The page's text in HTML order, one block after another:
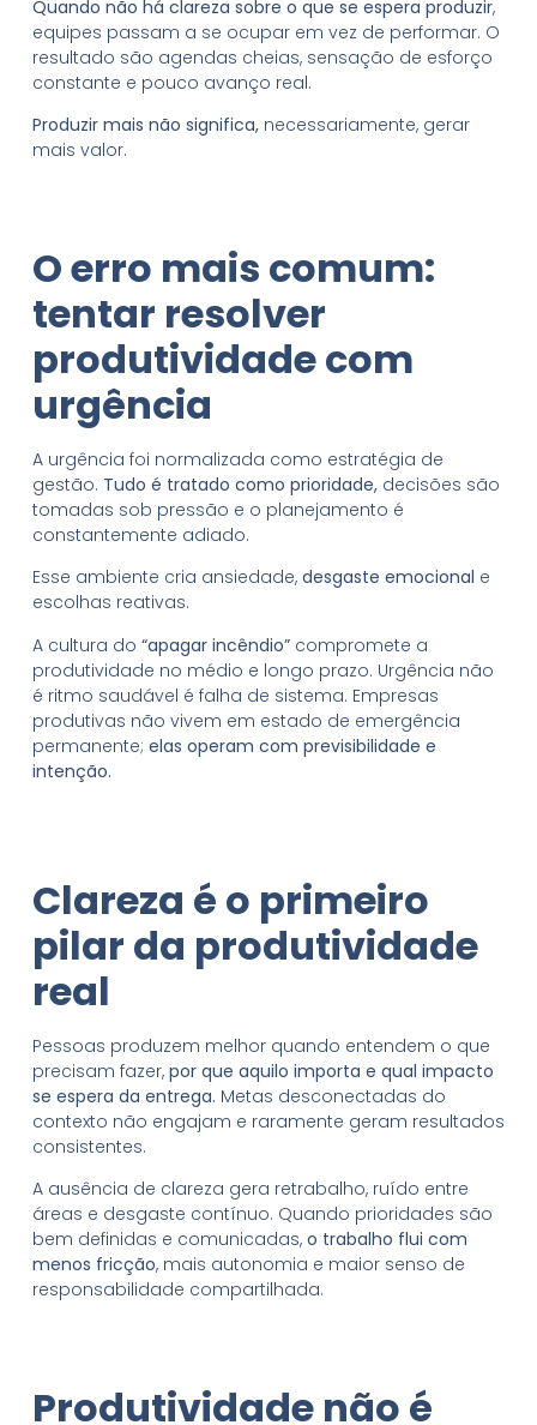
Quando não há clareza sobre o que se espera produzir,
equipes passam a se ocupar em vez de performar. O
resultado são agendas cheias, sensação de esforço
constante e pouco avanço real.
Produzir mais não significa,necessariamente, gerar
mais valor.
O erro mais comum:
tentar resolver
produtividade com
urgência
A urgência foi normalizada como estratégia de
gestão. Tudo é tratado como prioridade,decisões são
tomadas sob pressão e o planejamento é
constantemente adiado.
Esse ambiente cria ansiedade, desgaste emocional e
escolhas reativas.
A cultura do “apagar incêndio”compromete a
produtividade no médio e longo prazo. Urgência não
é ritmo saudável é falha de sistema. Empresas
produtivas não vivem em estado de emergência
permanente; elas operam com previsibilidade e
intenção.
Clareza é o primeiro
pilar da produtividade
real
Pessoas produzem melhor quando entendem o que
precisam fazer, por que aquilo importa e qual impacto
se espera da entrega. Metas desconectadas do
contexto não engajam e raramente geram resultados
consistentes.
A ausência de clareza gera retrabalho, ruído entre
áreas e desgaste contínuo. Quando prioridades são
bem definidas e comunicadas, o trabalho flui com
menos fricção, mais autonomia e maior senso de
responsabilidade compartilhada.
Produtividade não é